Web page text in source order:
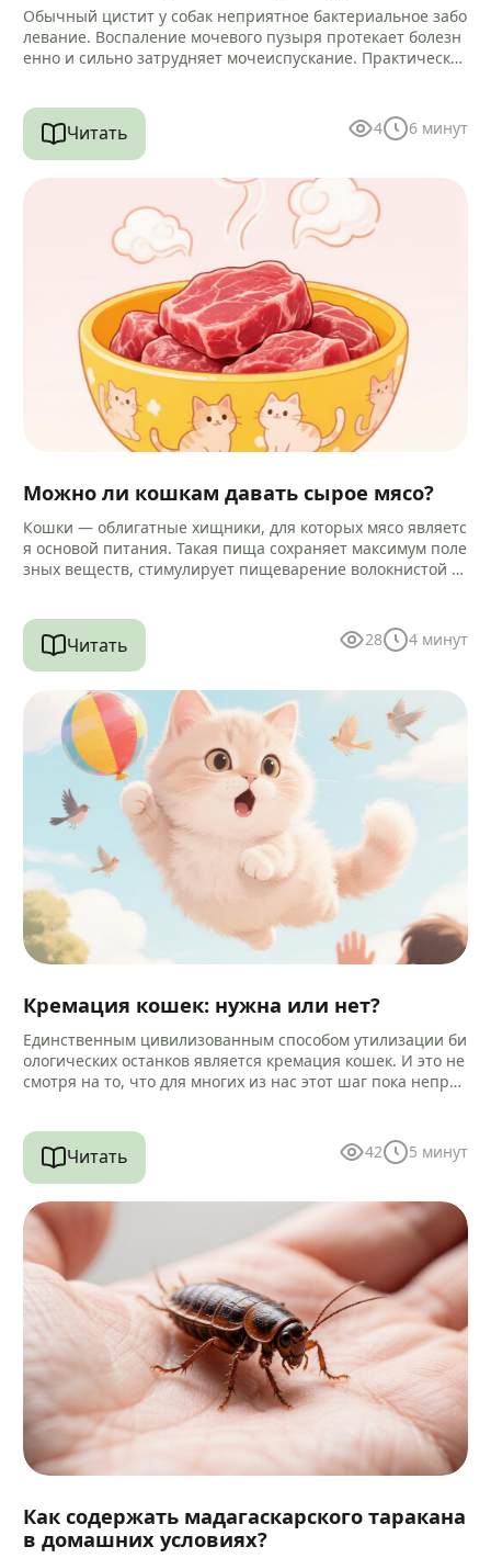
Обычный цистит у собак неприятное бактериальное забо
левание. Воспаление мочевого пузыря протекает болезн
енно и сильно затрудняет мочеиспускание. Практически
Читать 4 6 минут
Можно ли кошкам давать сырое мясо?
Кошки — облигатные хищники, для которых мясо являетс
я основой питания. Такая пища сохраняет максимум поле
зных веществ, стимулирует пищеварение волокнистой ст
Читать 28 4 минут
Кремация кошек: нужна или нет?
Единственным цивилизованным способом утилизации би
ологических останков является кремация кошек. И это не
смотря на то, что для многих из нас этот шаг пока непри
Читать 42 5 минут
Как содержать мадагаскарского таракана
в домашних условиях?